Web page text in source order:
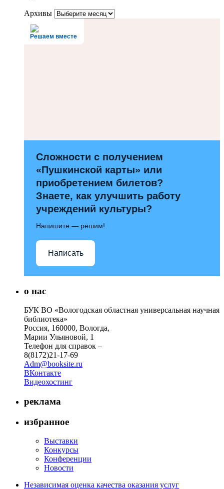
Архивы
Решаем вместе
Сложности с получением
«Пушкинской карты» или
приобретением билетов?
Знаете, как улучшить работу
учреждений культуры?
Напишите — решим!
Написать
о нас
БУК ВО «Вологодская областная универсальная научная
библиотека»
Россия, 160000, Вологда,
Марии Ульяновой, 1
Телефон для справок –
8(8172)21-17-69
Adm@booksite.ru
ВКонтакте
Видеохостинг
реклама
избранное
Выставки
Конкурсы
Конференции
Новости
Независимая оценка качества оказания услуг